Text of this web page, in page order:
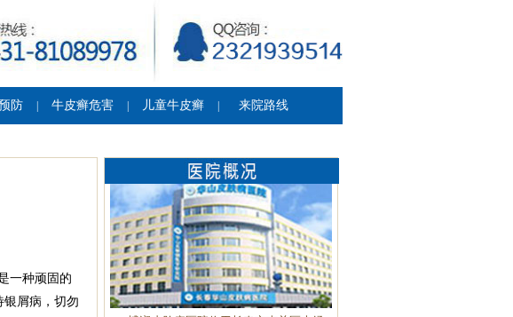
防 牛皮癣危害 儿童牛皮癣 来院路线
一种顽固的
银屑病，切勿